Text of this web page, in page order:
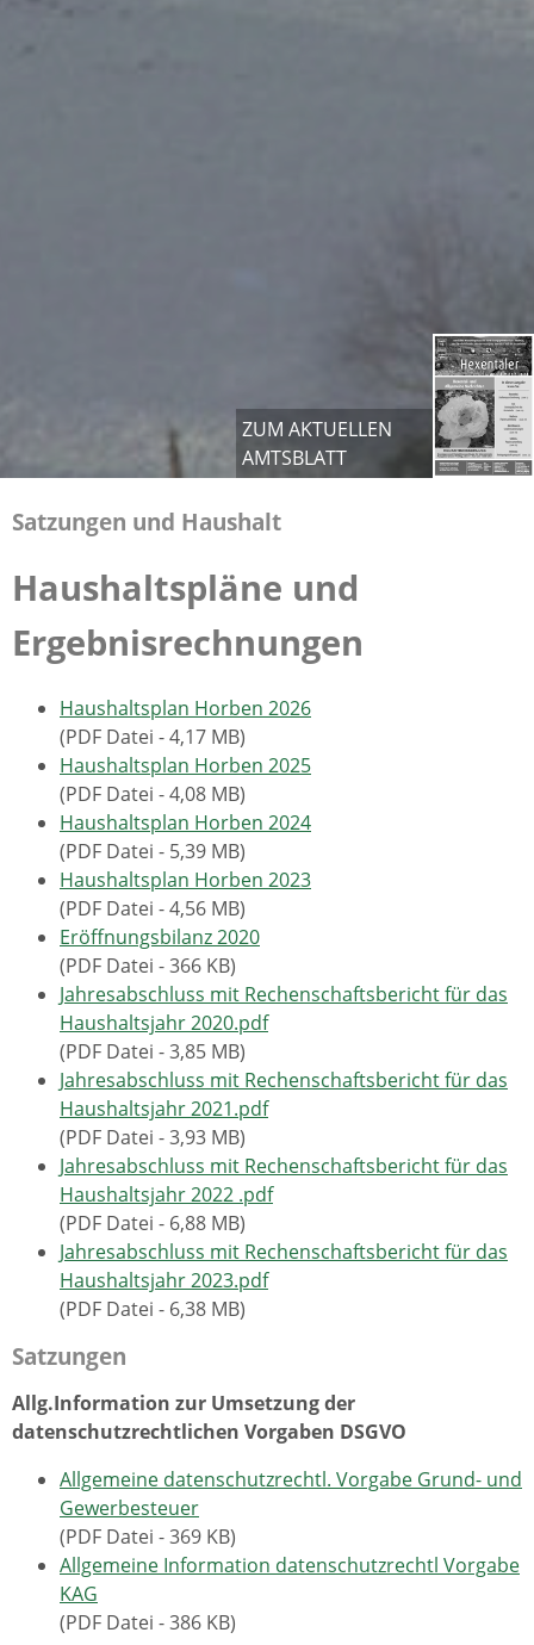
ZUM AKTUELLEN
AMTSBLATT
Satzungen und Haushalt
Haushaltspläne und
Ergebnisrechnungen
Haushaltsplan Horben 2026
(PDF Datei - 4,17 MB)
Haushaltsplan Horben 2025
(PDF Datei - 4,08 MB)
Haushaltsplan Horben 2024
(PDF Datei - 5,39 MB)
Haushaltsplan Horben 2023
(PDF Datei - 4,56 MB)
Eröffnungsbilanz 2020
(PDF Datei - 366 KB)
Jahresabschluss mit Rechenschaftsbericht für das
Haushaltsjahr 2020.pdf
(PDF Datei - 3,85 MB)
Jahresabschluss mit Rechenschaftsbericht für das
Haushaltsjahr 2021.pdf
(PDF Datei - 3,93 MB)
Jahresabschluss mit Rechenschaftsbericht für das
Haushaltsjahr 2022 .pdf
(PDF Datei - 6,88 MB)
Jahresabschluss mit Rechenschaftsbericht für das
Haushaltsjahr 2023.pdf
(PDF Datei - 6,38 MB)
Satzungen
Allg.Information zur Umsetzung der
datenschutzrechtlichen Vorgaben DSGVO
Allgemeine datenschutzrechtl. Vorgabe Grund- und
Gewerbesteuer
(PDF Datei - 369 KB)
Allgemeine Information datenschutzrechtl Vorgabe
KAG
(PDF Datei - 386 KB)